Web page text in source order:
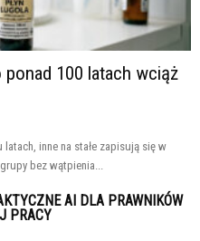
100 latach wciąż
inne na stałe zapisują się w
bez wątpienia...
AI DLA PRAWNIKÓW
PRACY